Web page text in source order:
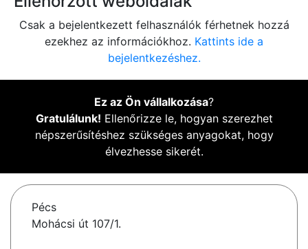
Csak a bejelentkezett felhasználók férhetnek hozzá
ezekhez az információkhoz. Kattints ide a
bejelentkezéshez.
Ez az Ön vállalkozása?
Gratulálunk! Ellenőrizze le, hogyan szerezhet
népszerűsítéshez szükséges anyagokat, hogy
élvezhesse sikerét.
Pécs
Mohácsi út 107/1.